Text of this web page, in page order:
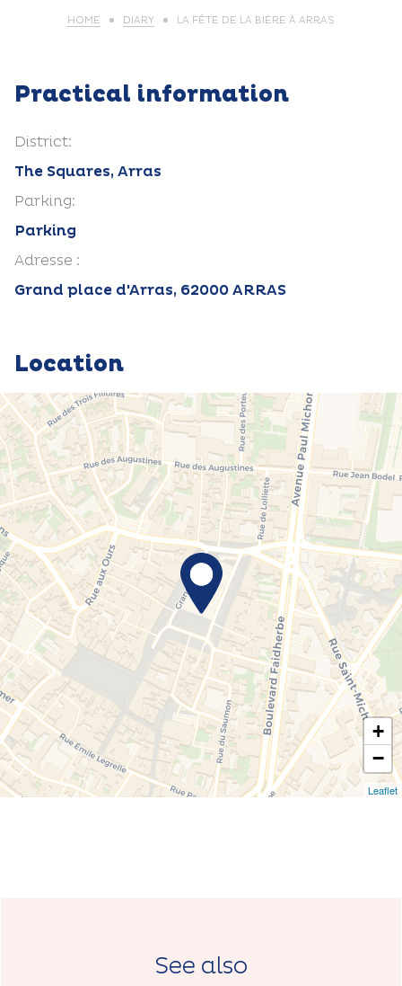
HOME DIARY LA FÊTE DE LA BIÈRE À ARRAS
Practical information
District:
The Squares, Arras
Parking:
Parking
Adresse :
Grand place d'Arras, 62000 ARRAS
Location
+
−
Leaflet
See also